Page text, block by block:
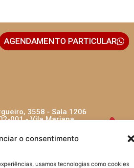
o consentimento
usamos tecnologias como cookies
3558 - Sala 1206
001 - Vila Mariana
AGENDAMENTO PARTICULAR